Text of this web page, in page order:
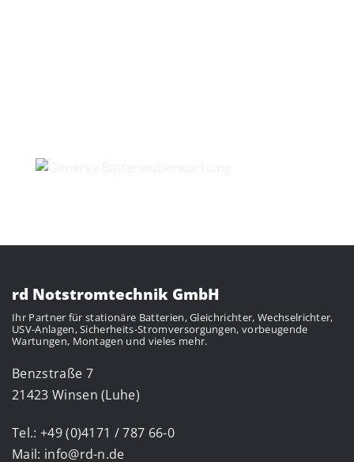
rd Notstromtechnik GmbH
Ihr Partner für stationäre Batterien, Gleichrichter, Wechselrichter,
USV-Anlagen, Sicherheits-Stromversorgungen, vorbeugende
Wartungen, Montagen und vieles mehr.
Benzstraße 7
21423 Winsen (Luhe)
Tel.: +49 (0)4171 / 787 66-0
Mail: info@rd-n.de